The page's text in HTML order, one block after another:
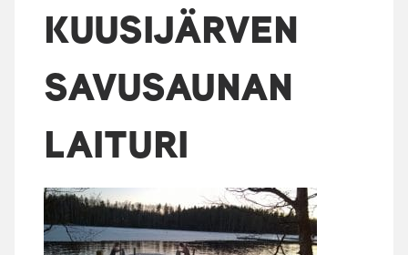
KUUSIJÄRVEN
SAVUSAUNAN
LAITURI